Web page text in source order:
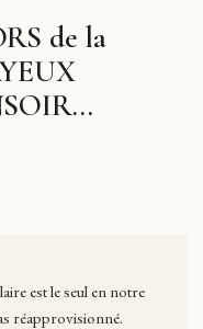
de la
est le seul en notre
réapprovisionné.